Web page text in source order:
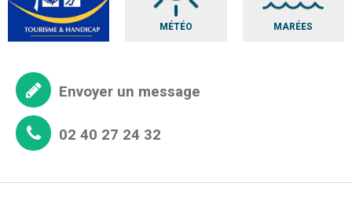
MÉTÉO MARÉES
Envoyer un message
02 40 27 24 32